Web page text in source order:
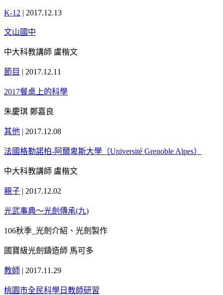
K-12 | 2017.12.13
文山國中
中大科教講師 盧楷文
節目 | 2017.12.11
2017餐桌上的科學
朱慶琪 鄭嘉良
其他 | 2017.12.08
法國格勒諾柏-阿爾卑斯大學（Université Grenoble Alpes）
中大科教講師 盧楷文
親子 | 2017.12.02
光武事典～光劍傳承(九)
106秋季_光劍介紹、光劍製作
國寶級光劍鑄造師 馬可多
教師 | 2017.11.29
桃園市全民科學日教師研習